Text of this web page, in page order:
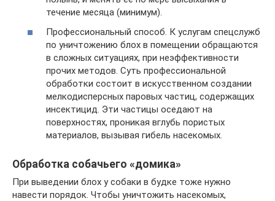
течение месяца (минимум).
Профессиональный способ. К услугам спецслужб
по уничтожению блох в помещении обращаются
в сложных ситуациях, при неэффективности
прочих методов. Суть профессиональной
обработки состоит в искусственном создании
мелкодисперсных паровых частиц, содержащих
инсектицид. Эти частицы оседают на
поверхностях, проникая вглубь пористых
материалов, вызывая гибель насекомых.
Обработка собачьего «домика»
При выведении блох у собаки в будке тоже нужно
навести порядок. Чтобы уничтожить насекомых,